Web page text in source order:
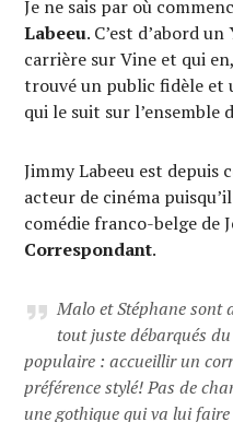
Je ne sais par où
Labeeu. C’est d’abord
carrière sur Vine et qui
trouvé un public fidèle et
qui le suit sur l’ensemble
Jimmy Labeeu est depuis
acteur de cinéma
comédie franco-belge de
Correspondant.
Malo et Stéphane sont
tout juste débarqués
populaire : accueillir un
préférence stylé! Pas de
une gothique qui va lui